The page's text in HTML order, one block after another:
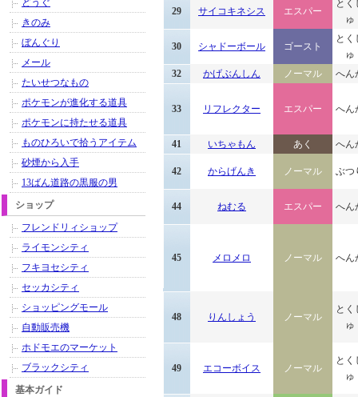
29 サイコキネシス エスパー
とく
ゅ
30 シャドーボール ゴースト
とく
ゅ
32
かげぶんしん ノーマル へん
33 リフレクター エスパー へん
41 いちゃもん あく へん
42 からげんき ノーマル ぶつ
44 ねむる エスパー へん
45 メロメロ ノーマル へん
48 りんしょう ノーマル
とく
ゅ
49 エコーボイス ノーマル
とく
ゅ
どうぐ
きのみ
ぼんぐり
メール
たいせつなもの
ポケモンが進化する道具
ポケモンに持たせる道具
ものひろいで拾うアイテム
砂煙から入手
13ばん道路の黒服の男
ショップ
フレンドリィショップ
ライモンシティ
フキヨセシティ
セッカシティ
ショッピングモール
自動販売機
ホドモエのマーケット
ブラックシティ
基本ガイド